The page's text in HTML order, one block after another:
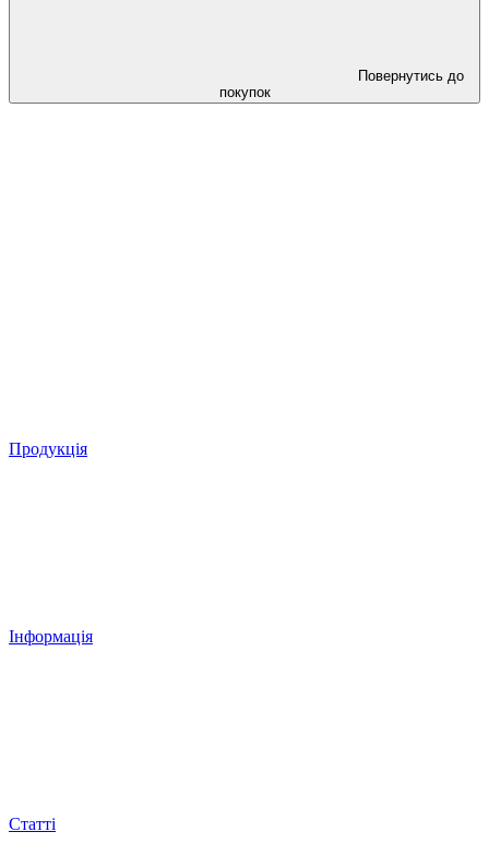
Повернутись до
покупок
Продукція
Інформація
Статті